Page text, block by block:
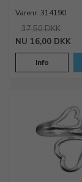
Varenr. 314190
16,00 DKK
37,50 DKK
Info